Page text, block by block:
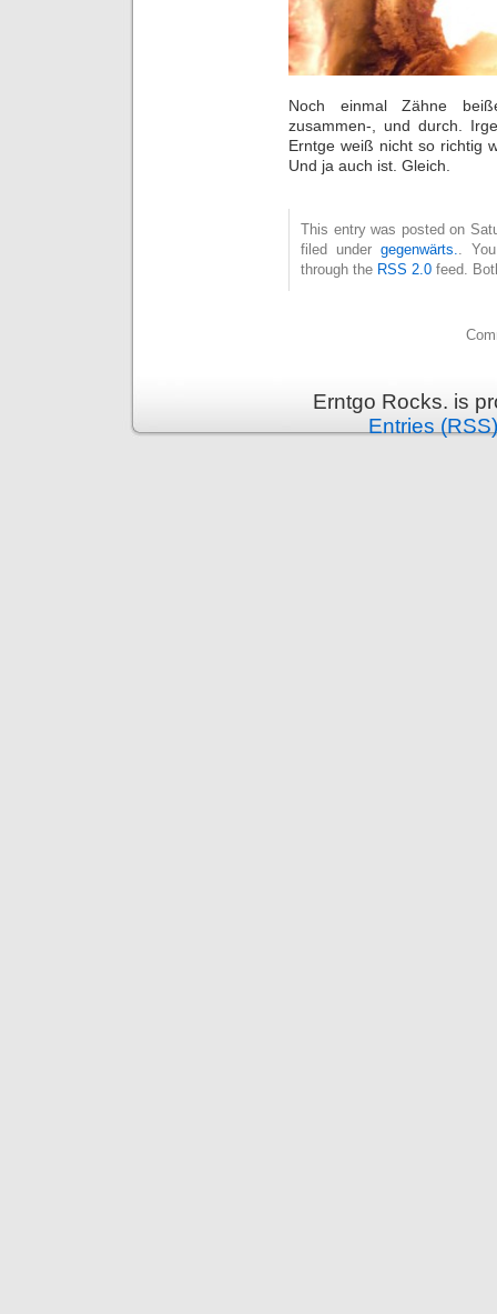
Noch einmal Zähne
zusammen-, und durch.
Erntge weiß nicht so richtig
Und ja auch ist. Gleich.
This entry was posted on
filed undergegenwärts.
.
through the RSS 2.0 feed.
Erntgo Rocks. is
Entries (RSS)